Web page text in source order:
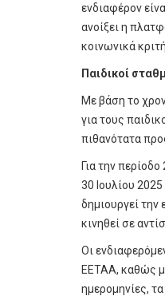
ενδιαφέρον
ανοίξει η
κοινωνικά
Παιδικοί
Με βάση το
για τους
πιθανότατα
Για την
30 Ιουλίου
δημιουργεί την
κινηθεί σε
Οι
ΕΕΤΑΑ, καθώς
ημερομηνίες,